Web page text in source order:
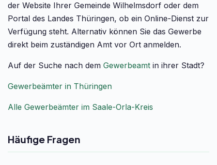
der Website Ihrer Gemeinde Wilhelmsdorf oder dem
Portal des Landes Thüringen, ob ein Online-Dienst zur
Verfügung steht. Alternativ können Sie das Gewerbe
direkt beim zuständigen Amt vor Ort anmelden.
Auf der Suche nach dem Gewerbeamt in ihrer Stadt?
Gewerbeämter in Thüringen
Alle Gewerbeämter im Saale-Orla-Kreis
Häufige Fragen